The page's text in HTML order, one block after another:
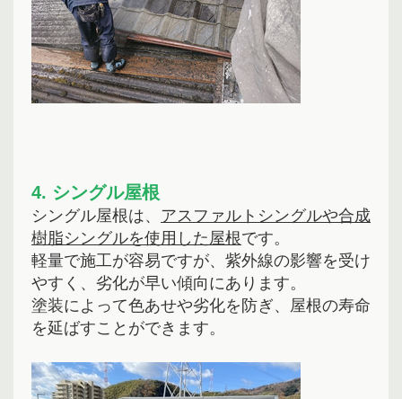
4. シングル屋根
シングル屋根は、 アスファルトシングルや合成
樹脂シングルを使用した屋根です。
軽量で施工が容易ですが、紫外線の影響を受け
やすく、劣化が早い傾向にあります。
塗装によって色あせや劣化を防ぎ、屋根の寿命
を延ばすことができます。